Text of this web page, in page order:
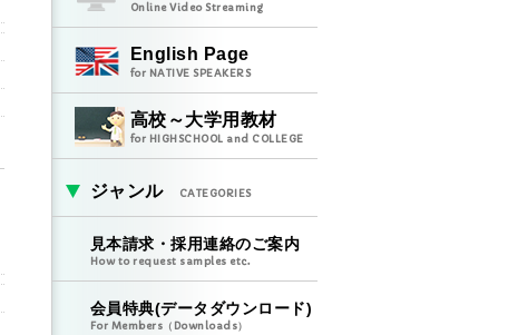
Online Video Streaming
English Page
for NATIVE SPEAKERS
高校～大学用教材
for HIGHSCHOOL and COLLEGE
ジャンル CATEGORIES
見本請求・採用連絡のご案内
How to request samples etc.
会員特典(データダウンロード)
For Members（Downloads）